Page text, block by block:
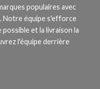
populaires avec
Notre équipe s'efforce
et la livraison la
l'équipe derrière